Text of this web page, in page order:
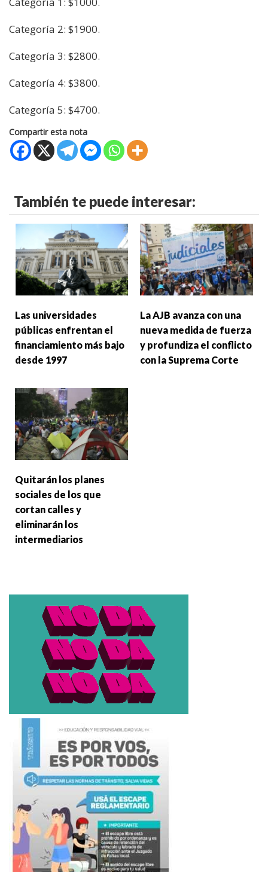
Categoría 2: $1900.
Categoría 3: $2800.
Categoría 4: $3800.
Categoría 5: $4700.
Compartir esta nota
También te puede interesar:
Las universidades
públicas enfrentan el
financiamiento más bajo
desde 1997
La AJB avanza con una
nueva medida de fuerza
y profundiza el conflicto
con la Suprema Corte
Quitarán los planes
sociales de los que
cortan calles y
eliminarán los
intermediarios